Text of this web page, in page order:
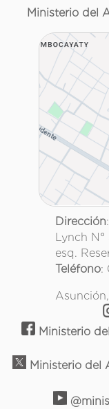
Ministerio del
Dirección
Lynch
esq.
Teléfono:
Ministerio
Ministerio del